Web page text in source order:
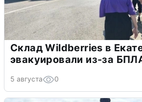
Склад Wildberries в
эвакуировали из-за
5 августа 0